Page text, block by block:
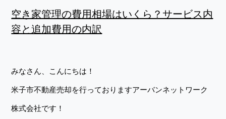
空き家管理の費用相場はいくら？サービス内
容と追加費用の内訳
みなさん、こんにちは！
米子市不動産売却を行っておりますアーバンネットワーク
株式会社です！